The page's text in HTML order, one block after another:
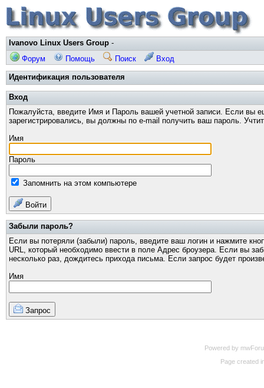
Ivanovo Linux Users Group -
Форум
Помощь Поиск Вход
Идентификация пользователя
Вход
Пожалуйста, введите Имя и Пароль вашей учетной записи. Если вы
зарегистрировались, вы должны по e-mail получить ваш пароль.
Имя
Пароль
Запомнить на этом компьютере
Войти
Забыли пароль?
Если вы потеряли (забыли) пароль, введите ваш логин и нажмите
URL, который необходимо ввести в поле Адрес броузера. Если вы
несколько раз, дождитесь прихода письма. Если запрос будет
Имя
Запрос
Powered by
Page created